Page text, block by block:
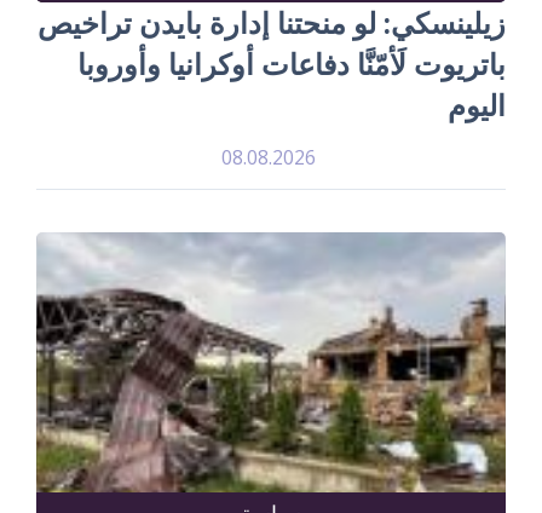
زيلينسكي: لو منحتنا إدارة بايدن تراخيص
باتريوت لَأمّنَّا دفاعات أوكرانيا وأوروبا
اليوم
08.08.2026